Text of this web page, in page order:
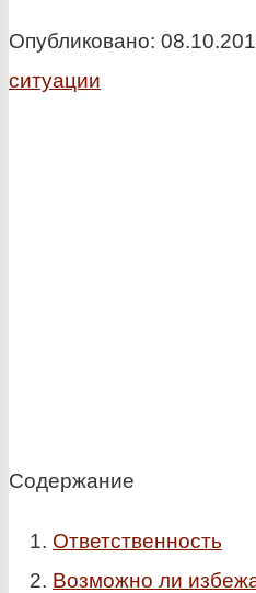
Опубликовано:
ситуации
Содержание
Ответственность
Возможно ли